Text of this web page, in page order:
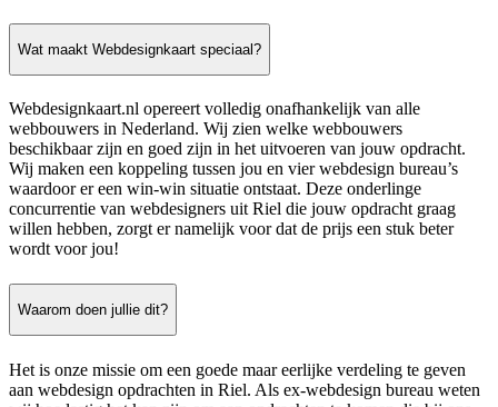
Wat maakt Webdesignkaart speciaal?
Webdesignkaart.nl opereert volledig onafhankelijk van alle
webbouwers in Nederland. Wij zien welke webbouwers
beschikbaar zijn en goed zijn in het uitvoeren van jouw opdracht.
Wij maken een koppeling tussen jou en vier webdesign bureau’s
waardoor er een win-win situatie ontstaat. Deze onderlinge
concurrentie van webdesigners uit Riel die jouw opdracht graag
willen hebben, zorgt er namelijk voor dat de prijs een stuk beter
wordt voor jou!
Waarom doen jullie dit?
Het is onze missie om een goede maar eerlijke verdeling te geven
aan webdesign opdrachten in Riel. Als ex-webdesign bureau weten